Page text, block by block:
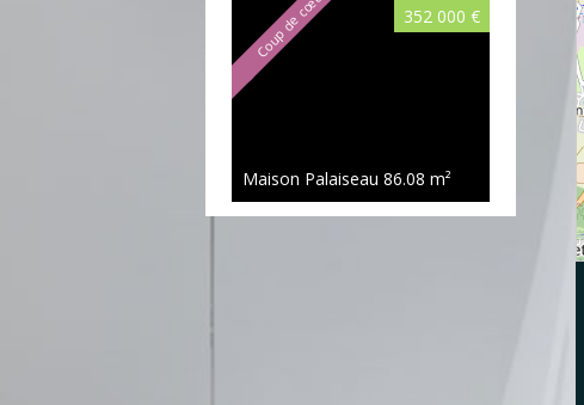
Coup de cœur 352 000 €
Maison Palaiseau 86.08 m²